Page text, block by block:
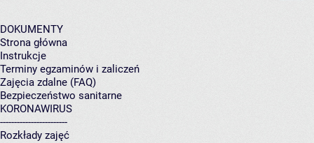
DOKUMENTY
Strona główna
Instrukcje
Terminy egzaminów i zaliczeń
Zajęcia zdalne (FAQ)
Bezpieczeństwo sanitarne
KORONAWIRUS
------------------------
Rozkłady zajęć